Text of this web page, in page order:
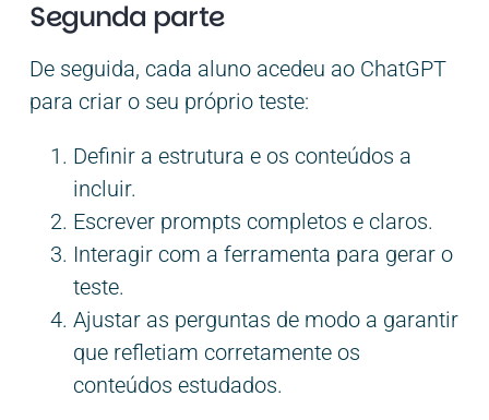
Segunda parte
De seguida, cada aluno acedeu ao ChatGPT
para criar o seu próprio teste:
Definir a estrutura e os conteúdos a
incluir.
Escrever prompts completos e claros.
Interagir com a ferramenta para gerar o
teste.
Ajustar as perguntas de modo a garantir
que refletiam corretamente os
conteúdos estudados.